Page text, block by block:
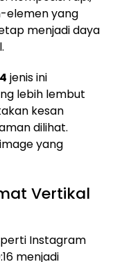
elemen yang
menjadi daya
jenis ini
lebih lembut
kesan
dilihat.
yang
Vertikal
Instagram
menjadi